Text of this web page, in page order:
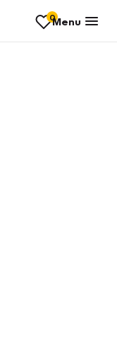
0Menu